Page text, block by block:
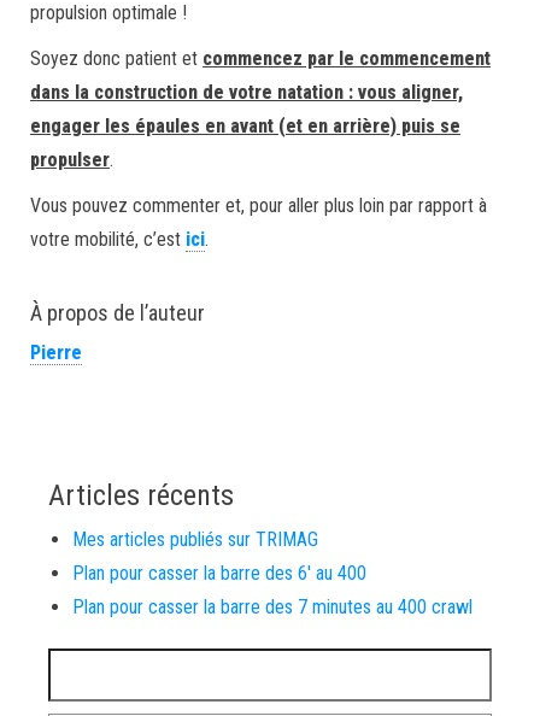
propulsion optimale !
Soyez donc patient et commencez par le commencement
dans la construction de votre natation : vous aligner,
engager les épaules en avant (et en arrière) puis se
propulser.
Vous pouvez commenter et, pour aller plus loin par rapport à
votre mobilité, c’est ici.
À propos de l’auteur
Pierre
Articles récents
Mes articles publiés sur TRIMAG
Plan pour casser la barre des 6′ au 400
Plan pour casser la barre des 7 minutes au 400 crawl